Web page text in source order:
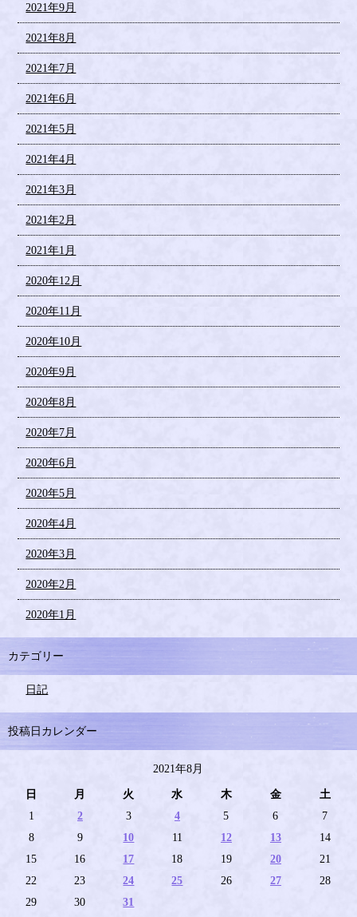
2021年9月
2021年8月
2021年7月
2021年6月
2021年5月
2021年4月
2021年3月
2021年2月
2021年1月
2020年12月
2020年11月
2020年10月
2020年9月
2020年8月
2020年7月
2020年6月
2020年5月
2020年4月
2020年3月
2020年2月
2020年1月
カテゴリー
日記
投稿日カレンダー
2021年8月
日 月 火 水 木 金
土
1
2 3 4 5 6
7
8
9 10 11 12 13
14
15
16 17 18 19 20
21
22
23 24 25 26 27
28
29
30 31